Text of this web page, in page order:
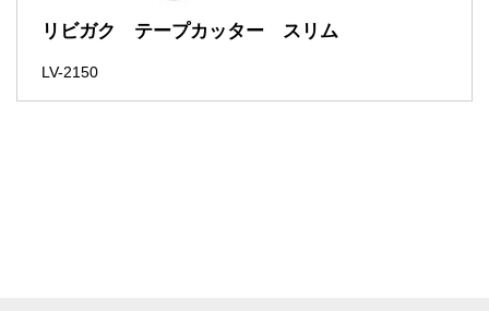
リビガク テープカッター スリム
LV-2150